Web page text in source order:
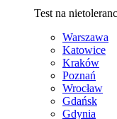
Test na
Warszawa
Katowice
Kraków
Poznań
Wrocław
Gdańsk
Gdynia